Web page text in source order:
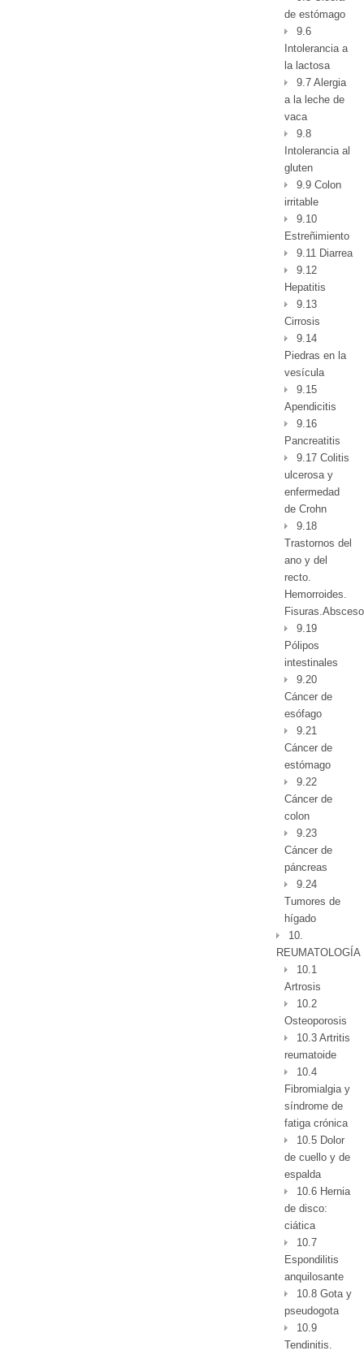
de estómago
9.6
Intolerancia a
la lactosa
9.7 Alergia
a la leche de
vaca
9.8
Intolerancia al
gluten
9.9 Colon
irritable
9.10
Estreñimiento
9.11 Diarrea
9.12
Hepatitis
9.13
Cirrosis
9.14
Piedras en la
vesícula
9.15
Apendicitis
9.16
Pancreatitis
9.17 Colitis
ulcerosa y
enfermedad
de Crohn
9.18
Trastornos del
ano y del
recto.
Hemorroides.
9.19
Pólipos
intestinales
9.20
Cáncer de
esófago
9.21
Cáncer de
estómago
9.22
Cáncer de
colon
9.23
Cáncer de
páncreas
9.24
Tumores de
hígado
10.
REUMATOLOGÍA
10.1
Artrosis
10.2
Osteoporosis
10.3 Artritis
reumatoide
10.4
Fibromialgia y
síndrome de
fatiga crónica
10.5 Dolor
de cuello y de
espalda
10.6 Hernia
de disco:
ciática
10.7
Espondilitis
anquilosante
10.8 Gota y
pseudogota
10.9
Tendinitis.